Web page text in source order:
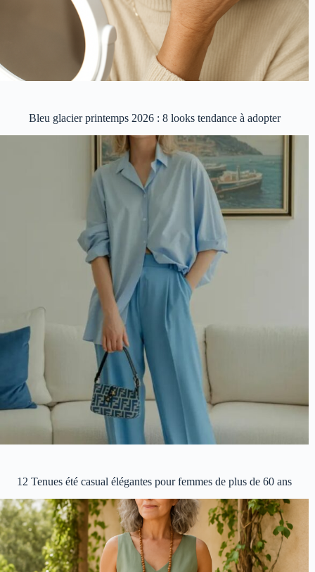
Bleu glacier printemps 2026 : 8 looks tendance à adopter
12 Tenues été casual élégantes pour femmes de plus de 60 ans